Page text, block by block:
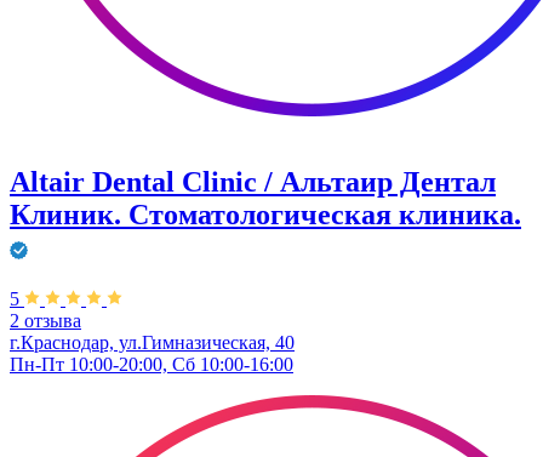
Altair Dental Clinic / Альтаир Дентал
Клиник. Стоматологическая клиника.
5
2 отзыва
г.Краснодар, ул.Гимназическая, 40
Пн-Пт 10:00-20:00, Сб 10:00-16:00